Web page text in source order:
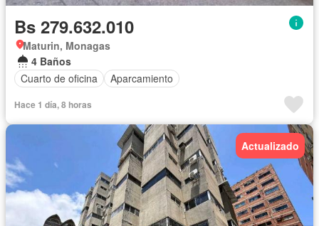
Bs 279.632.010
Maturin, Monagas
4 Baños
Cuarto de oficina
Aparcamiento
Hace 1 día, 8 horas
Actualizado